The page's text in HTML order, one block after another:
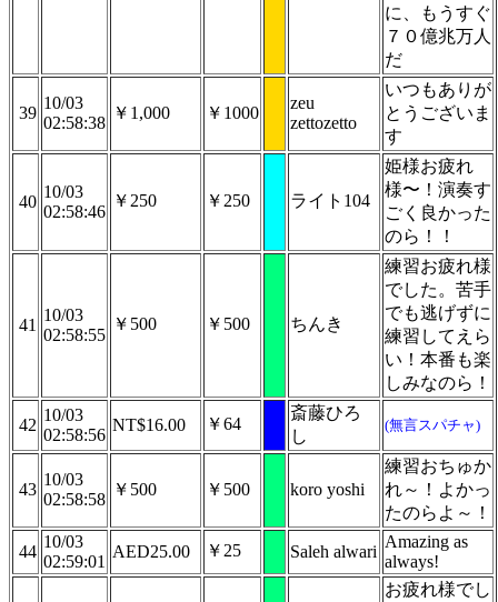
に、もうすぐ
７０億兆万人
だ
39
10/03
02:58:38
￥1,000 ￥1000
zeu
zettozetto
いつもありが
とうございま
す
40
10/03
02:58:46
￥250 ￥250 ライト104
姫様お疲れ
様〜！演奏す
ごく良かった
のら！！
41
10/03
02:58:55
￥500 ￥500 ちんき
練習お疲れ様
でした。苦手
でも逃げずに
練習してえら
い！本番も楽
しみなのら！
42
10/03
02:58:56
NT$16.00 ￥64
斎藤ひろ
し
(無言スパチャ)
43
10/03
02:58:58
￥500 ￥500 koro yoshi
練習おちゅか
れ～！よかっ
たのらよ～！
44
10/03
02:59:01
AED25.00 ￥25 Saleh alwari
Amazing as
always!
お疲れ様でし